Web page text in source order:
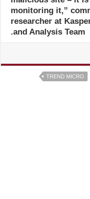
monitoring it,”
researcher at
and Analysis Team.
TREND MICRO